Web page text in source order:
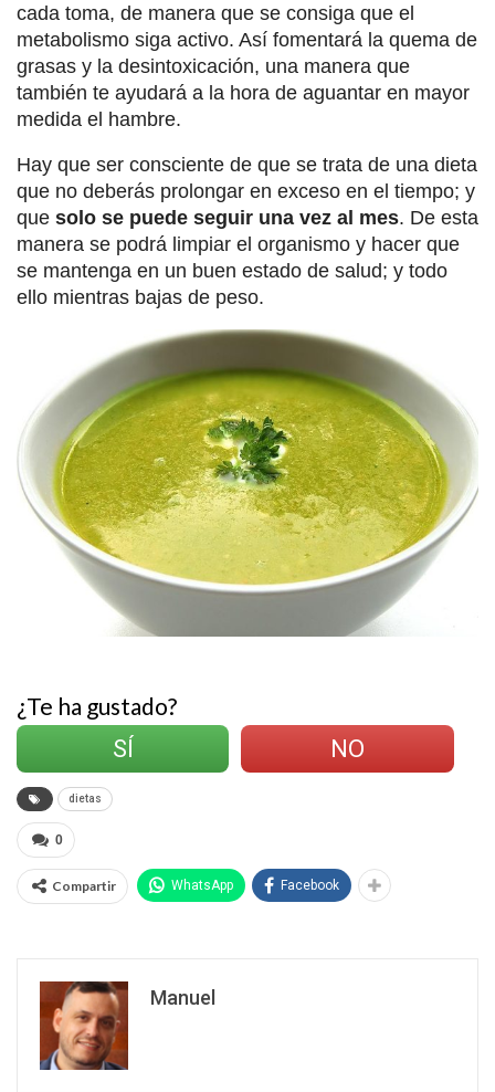
cada toma, de manera que se consiga que el
metabolismo siga activo. Así fomentará la quema de
grasas y la desintoxicación, una manera que
también te ayudará a la hora de aguantar en mayor
medida el hambre.
Hay que ser consciente de que se trata de una dieta
que no deberás prolongar en exceso en el tiempo; y
que solo se puede seguir una vez al mes. De esta
manera se podrá limpiar el organismo y hacer que
se mantenga en un buen estado de salud; y todo
ello mientras bajas de peso.
¿Te ha gustado?
SÍ
NO
dietas
0
Compartir WhatsApp Facebook
Manuel